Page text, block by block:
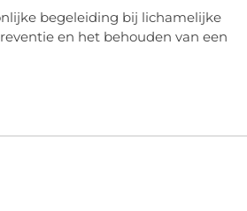
begeleiding bij lichamelijke
en het behouden van een